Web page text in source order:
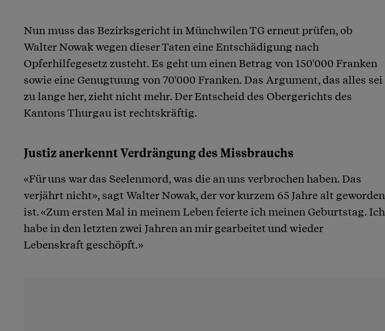
Nun muss das Bezirksgericht in Münchwilen TG erneut prüfen, ob
Walter Nowak wegen dieser Taten eine Entschädigung nach
Opferhilfegesetz zusteht. Es geht um einen Betrag von 150'000 Franken
sowie eine Genugtuung von 70'000 Franken. Das Argument, das alles sei
zu lange her, zieht nicht mehr. Der Entscheid des Obergerichts des
Kantons Thurgau ist rechtskräftig.
Justiz anerkennt Verdrängung des Missbrauchs
«Für uns war das Seelenmord, was die an uns verbrochen haben. Das
verjährt nicht», sagt Walter Nowak, der vor kurzem 65 Jahre alt geworden
ist. «Zum ersten Mal in meinem Leben feierte ich meinen Geburtstag. Ich
habe in den letzten zwei Jahren an mir gearbeitet und wieder
Lebenskraft geschöpft.»